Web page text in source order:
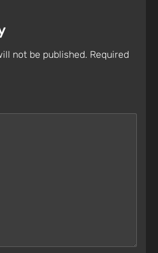
not be published. Required